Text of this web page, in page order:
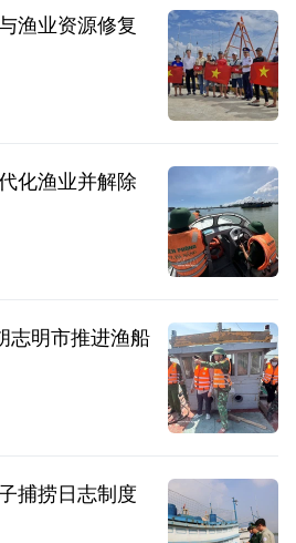
渔业资源修复
化渔业并解除
志明市推进渔船
捕捞日志制度